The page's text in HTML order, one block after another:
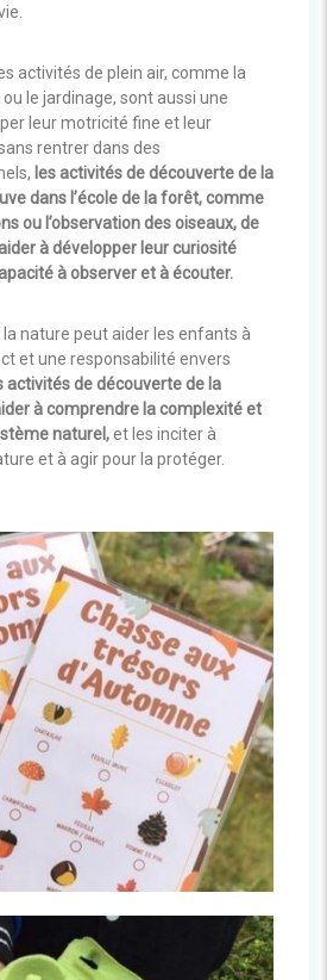
activités de plein air, comme la
le jardinage, sont aussi une
leur motricité fine et leur
rentrer dans des
les activités de découverte de la
dans l’école de la forêt, comme
ou l’observation des oiseaux, de
à développer leur curiosité
à observer et à écouter.
la nature peut aider les enfants à
et une responsabilité envers
activités de découverte de la
à comprendre la complexité et
naturel,et les inciter à
et à agir pour la protéger.